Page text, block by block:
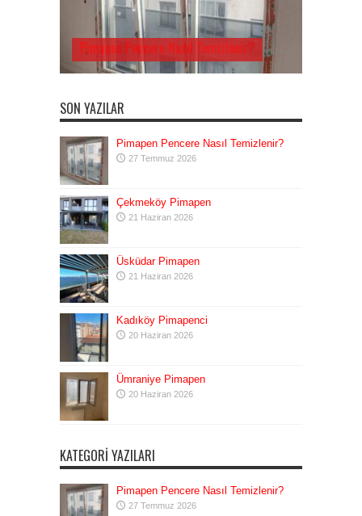
Pimapen Pencere Nasıl Temizlenir?
SON YAZILAR
Pimapen Pencere Nasıl Temizlenir?
27 Temmuz 2026
Çekmeköy Pimapen
21 Haziran 2026
Üsküdar Pimapen
21 Haziran 2026
Kadıköy Pimapenci
20 Haziran 2026
Ümraniye Pimapen
20 Haziran 2026
KATEGORI YAZILARI
Pimapen Pencere Nasıl Temizlenir?
27 Temmuz 2026